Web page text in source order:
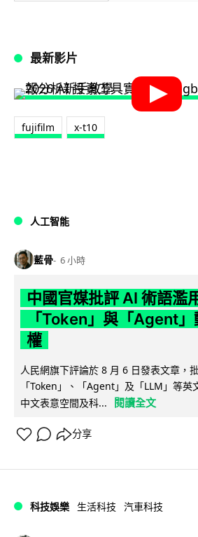
最新影片
fujifilm x-t10
人工智能
藍骨 6 小時
中國官媒批評 AI 術語
「Token」與「Agent
權
人民網旗下評論於 8 月 6 日發表文章，
「Token」、「Agent」及「LLM」等英
中文表意空間及科...
閱讀全文
分享
科技娛樂 生活科技 汽車科技